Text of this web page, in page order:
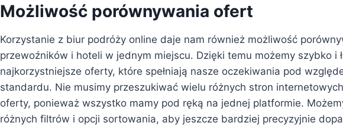
Możliwość porównywania ofert
Korzystanie z biur podróży online daje nam również możliwość
przewoźników i hoteli w jednym miejscu. Dzięki temu możemy szybko i
najkorzystniejsze oferty, które spełniają nasze oczekiwania pod
standardu. Nie musimy przeszukiwać wielu różnych stron
oferty, ponieważ wszystko mamy pod ręką na jednej platformie.
różnych filtrów i opcji sortowania, aby jeszcze bardziej precyzyjnie